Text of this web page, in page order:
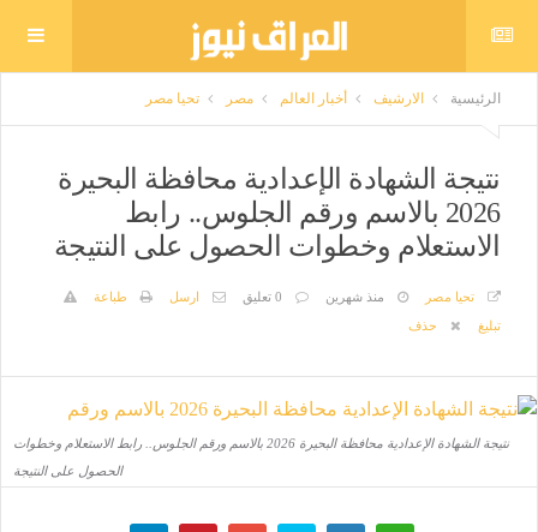
الرئيسية الارشيف أخبار العالم مصر تحيا مصر
نتيجة الشهادة الإعدادية محافظة البحيرة
2026 بالاسم ورقم الجلوس.. رابط
الاستعلام وخطوات الحصول على النتيجة
تحيا مصر منذ شهرين 0 تعليق ارسل
طباعة
تبليغ
حذف
نتيجة الشهادة الإعدادية محافظة البحيرة 2026 بالاسم ورقم الجلوس.. رابط الاستعلام وخطوات
الحصول على النتيجة